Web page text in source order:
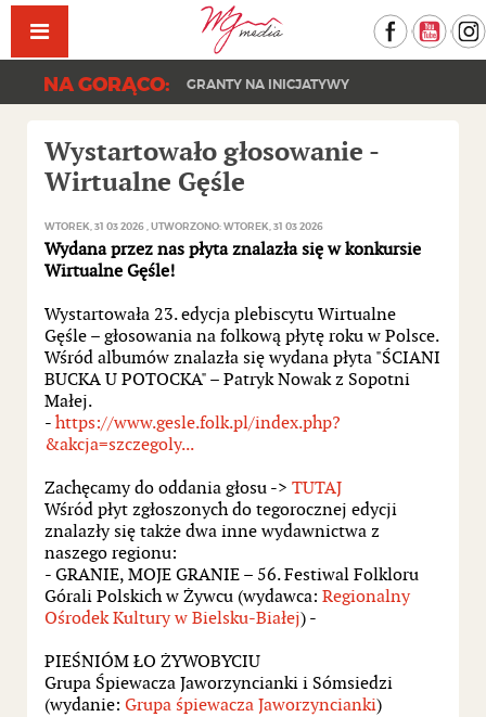
Facebook
NA GORĄCO: GRANTY NA INICJATYWY
Wystartowało głosowanie -
Wirtualne Gęśle
WTOREK, 31 03 2026 UTWORZONO: WTOREK, 31 03 2026
Wydana przez nas płyta znalazła się w konkursie
Wirtualne Gęśle!
Wystartowała 23. edycja plebiscytu Wirtualne
Gęśle – głosowania na folkową płytę roku w Polsce.
Wśród albumów znalazła się wydana płyta "ŚCIANI
BUCKA U POTOCKA" – Patryk Nowak z Sopotni
Małej.
- https://www.gesle.folk.pl/index.php?
&akcja=szczegoly...
Zachęcamy do oddania głosu -> TUTAJ
Wśród płyt zgłoszonych do tegorocznej edycji
znalazły się także dwa inne wydawnictwa z
naszego regionu:
- GRANIE, MOJE GRANIE – 56. Festiwal Folkloru
Górali Polskich w Żywcu (wydawca: Regionalny
Ośrodek Kultury w Bielsku-Białej) -
PIEŚNIÓM ŁO ŻYWOBYCIU
Grupa Śpiewacza Jaworzyncianki i Sómsiedzi
(wydanie: Grupa śpiewacza Jaworzyncianki)